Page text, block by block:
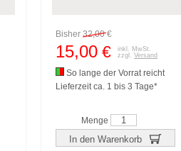
Bisher 32,00€
15,00 €
inkl. MwSt.
zzgl. Versand
So lange der Vorrat reicht
Lieferzeit ca. 1 bis 3 Tage*
Menge
In den Warenkorb